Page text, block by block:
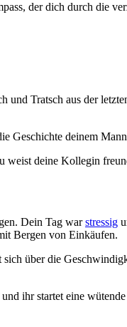
der dich durch die
Tratsch aus der
Geschichte deinem
weist deine Kollegin
Dein Tag warstressig
Bergen von Einkäufen.
über die
ihr startet eine